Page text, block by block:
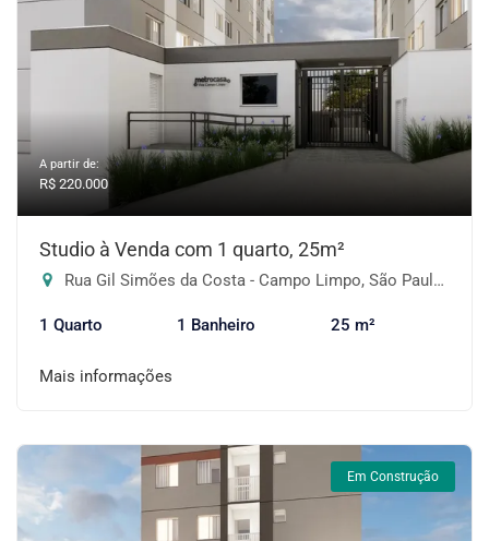
A partir de:
R$ 220.000
Studio à Venda com 1 quarto, 25m²
Rua Gil Simões da Costa - Campo Limpo, São Paulo-SP
1 Quarto 1 Banheiro 25 m²
Mais informações
Em Construção